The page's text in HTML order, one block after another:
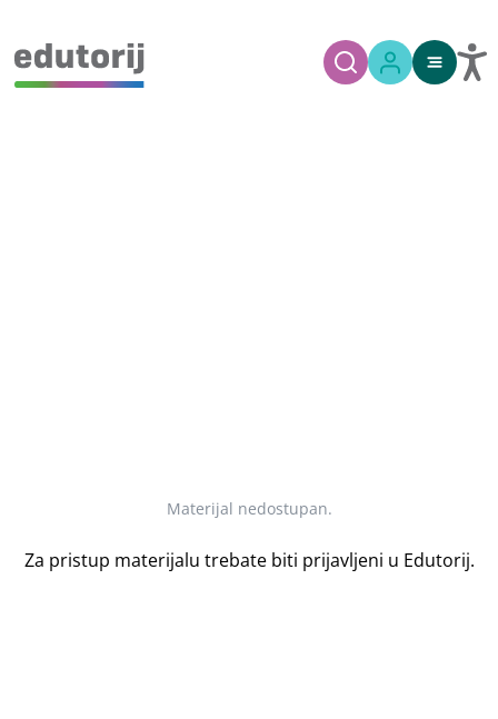
Materijal nedostupan.
Za pristup materijalu trebate biti prijavljeni u Edutorij.